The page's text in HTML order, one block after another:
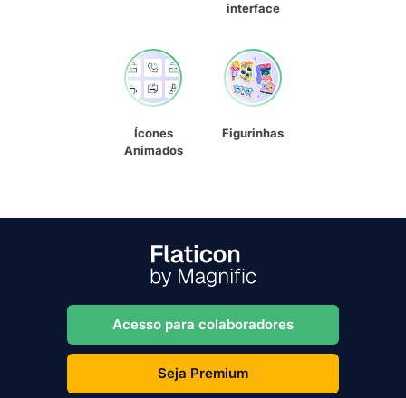
interface
Ícones
Animados
Figurinhas
Acesso para colaboradores
Seja Premium